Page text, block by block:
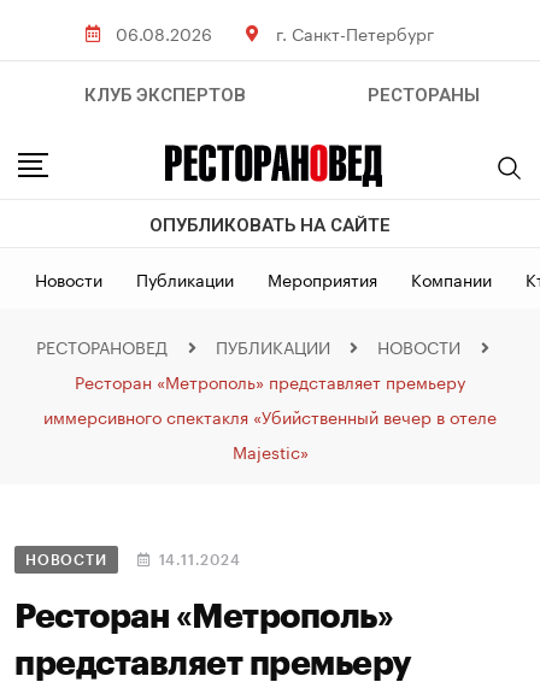
06.08.2026 г. Санкт-Петербург
КЛУБ ЭКСПЕРТОВ РЕСТОРАНЫ
ОПУБЛИКОВАТЬ НА САЙТЕ
Новости Публикации Мероприятия Компании
РЕСТОРАНОВЕД ПУБЛИКАЦИИ
НОВОСТИ
Ресторан «Метрополь» представляет премьеру
иммерсивного спектакля «Убийственный вечер в отеле
Majestic»
НОВОСТИ 14.11.2024
Ресторан «Метрополь»
представляет премьеру